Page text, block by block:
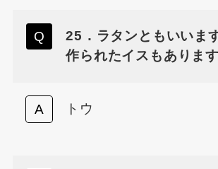
25．ラタンともいいま
作られたイスもありま
トウ